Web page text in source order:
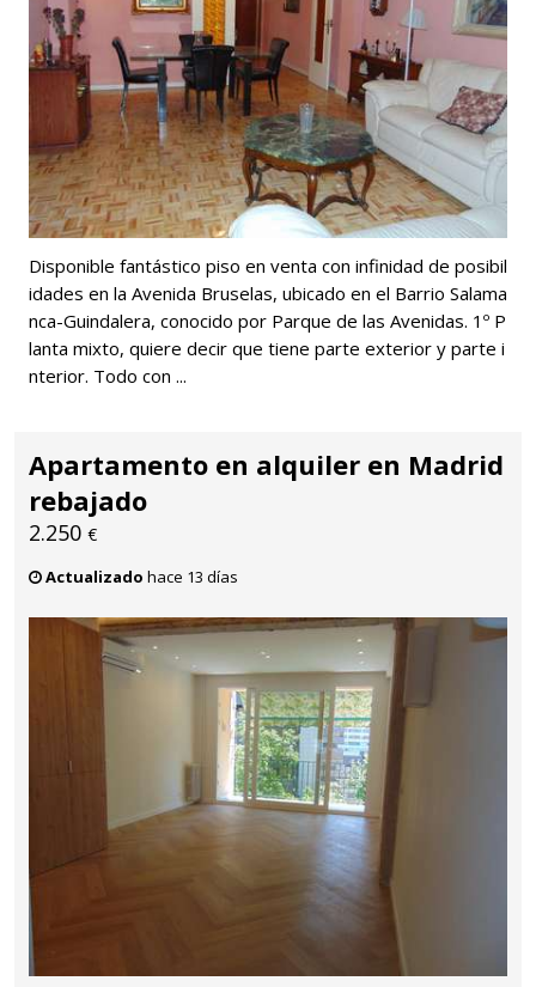
Disponible fantástico piso en venta con infinidad de posibil
idades en la Avenida Bruselas, ubicado en el Barrio Salama
nca-Guindalera, conocido por Parque de las Avenidas. 1º P
lanta mixto, quiere decir que tiene parte exterior y parte i
nterior. Todo con ...
Apartamento en alquiler en Madrid
rebajado
2.250 €
Actualizado hace 13 días